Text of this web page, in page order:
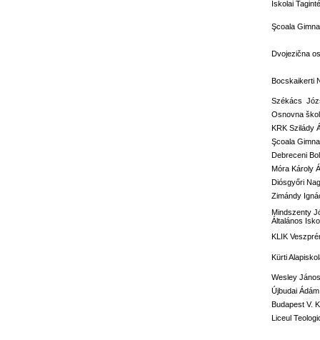
Iskolai
Şcoala
Dvojezična
Bocskaikerti
Székács
Osnovna
KRK Szilády
Şcoala
Debreceni
Móra Károly
Diósgyőri
Zimándy
Mindszenty
Általános
KLIK
Kürti
Wesley
Újbudai
Budapest V.
Liceul